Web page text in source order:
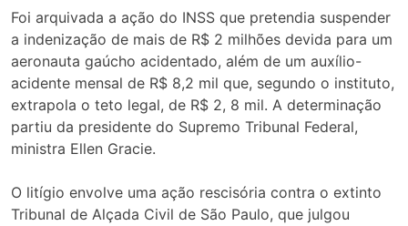
Foi arquivada a ação do INSS que pretendia suspender
a indenização de mais de R$ 2 milhões devida para um
aeronauta gaúcho acidentado, além de um auxílio-
acidente mensal de R$ 8,2 mil que, segundo o instituto,
extrapola o teto legal, de R$ 2, 8 mil. A determinação
partiu da presidente do Supremo Tribunal Federal,
ministra Ellen Gracie.
O litígio envolve uma ação rescisória contra o extinto
Tribunal de Alçada Civil de São Paulo, que julgou